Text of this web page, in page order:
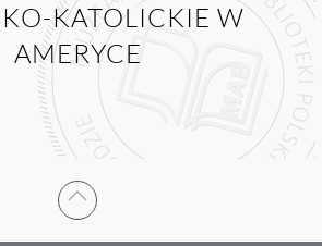
KATOLICKIE W
AMERYCE